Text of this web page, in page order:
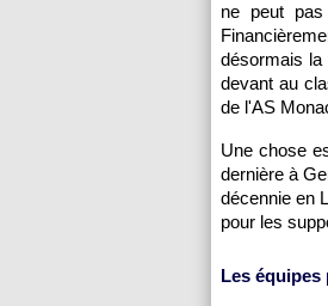
ne peut
désormais la
devant au
de l'AS
Une chose
dernière à
décennie en
pour les
Les équipes